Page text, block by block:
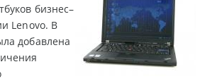
бизнес–
Lenovo. В
добавлена